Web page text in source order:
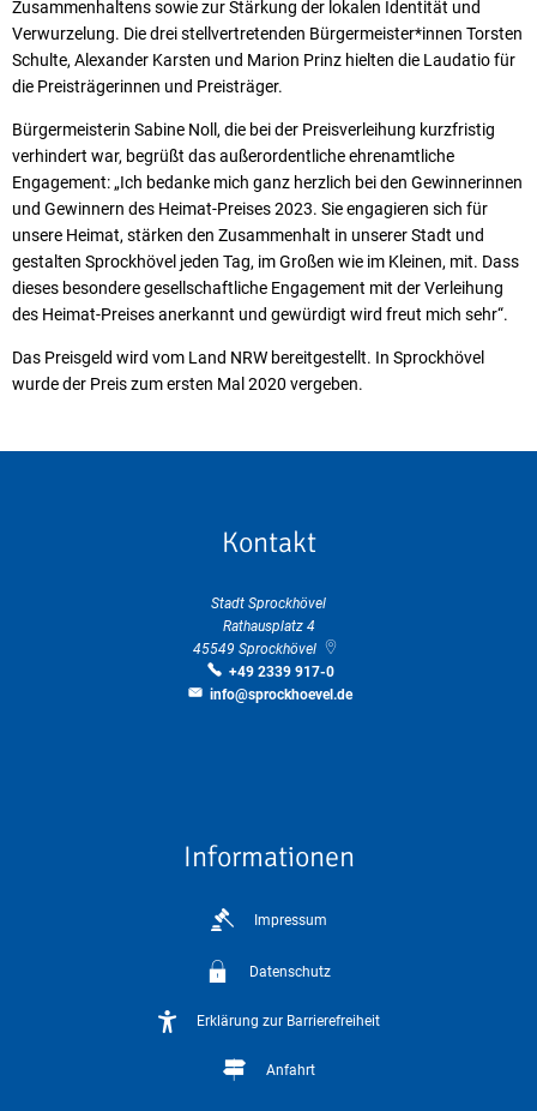
Zusammenhaltens sowie zur Stärkung der lokalen Identität und
Verwurzelung. Die drei stellvertretenden Bürgermeister*innen Torsten
Schulte, Alexander Karsten und Marion Prinz hielten die Laudatio für
die Preisträgerinnen und Preisträger.
Bürgermeisterin Sabine Noll, die bei der Preisverleihung kurzfristig
verhindert war, begrüßt das außerordentliche ehrenamtliche
Engagement: „Ich bedanke mich ganz herzlich bei den Gewinnerinnen
und Gewinnern des Heimat-Preises 2023. Sie engagieren sich für
unsere Heimat, stärken den Zusammenhalt in unserer Stadt und
gestalten Sprockhövel jeden Tag, im Großen wie im Kleinen, mit. Dass
dieses besondere gesellschaftliche Engagement mit der Verleihung
des Heimat-Preises anerkannt und gewürdigt wird freut mich sehr“.
Das Preisgeld wird vom Land NRW bereitgestellt. In Sprockhövel
wurde der Preis zum ersten Mal 2020 vergeben.
Kontakt
Stadt Sprockhövel
Rathausplatz 4
45549 Sprockhövel
+49 2339 917-0
info@sprockhoevel.de
Informationen
Impressum
Datenschutz
Erklärung zur Barrierefreiheit
Anfahrt